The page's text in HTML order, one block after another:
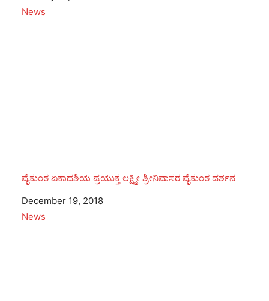
In relation to
News
ವೈಕುಂಠ ಏಕಾದಶಿಯ ಪ್ರಯುಕ್ತ ಲಕ್ಷ್ಮೀ ಶ್ರೀನಿವಾಸರ ವೈಕುಂಠ ದರ್ಶನ
Date
December 19, 2018
In relation to
News